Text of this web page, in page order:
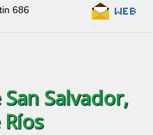
686
Salvador,